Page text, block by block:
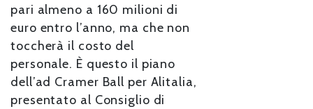
pari almeno a 160 milioni di
euro entro l’anno, ma che non
toccherà il costo del
personale. È questo il piano
dell’ad Cramer Ball per Alitalia,
presentato al Consiglio di